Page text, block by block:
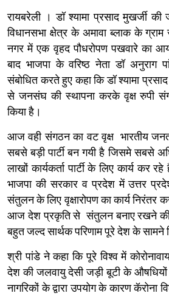
रायबरेली । डॉ श्यामा प्रसाद मुखर्जी
विधानसभा क्षेत्र के अमावा ब्लाक के
नगर में एक वृहद पौधरोपण पखवारे का
बाद भाजपा के वरिष्ठ नेता डॉ अनुराग
संबोधित करते हुए कहा कि डॉ श्यामा
से जनसंघ की स्थापना करके वृक्ष रुपी
किया है।
आज वही संगठन का वट वृक्ष भारतीय
सबसे बड़ी पार्टी बन गयी है जिसमे सबसे
लाखों कार्यकर्ता पार्टी के लिए कार्य
भाजपा की सरकार व प्रदेश में उत्तर
संतुलन के लिए वृक्षारोपण का कार्य निरंतर
आज देश प्रकृति से संतुलन बनाए रखने
बहुत जल्द सार्थक परिणाम पूरे देश के सामने
श्री पांडे ने कहा कि पूरे विश्व में
देश की जलवायु देसी जड़ी बूटी के
नागरिकों के द्वारा उपयोग के कारण कॅरोना